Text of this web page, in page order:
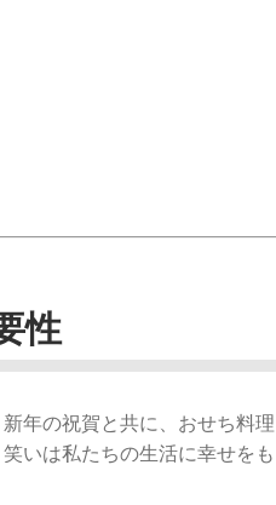
性
年の祝賀と共に、おせち料理
いは私たちの生活に幸せをも